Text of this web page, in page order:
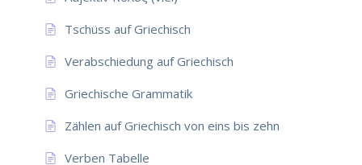
Tschüss auf Griechisch
Verabschiedung auf Griechisch
Griechische Grammatik
Zählen auf Griechisch von eins bis zehn
Verben Tabelle